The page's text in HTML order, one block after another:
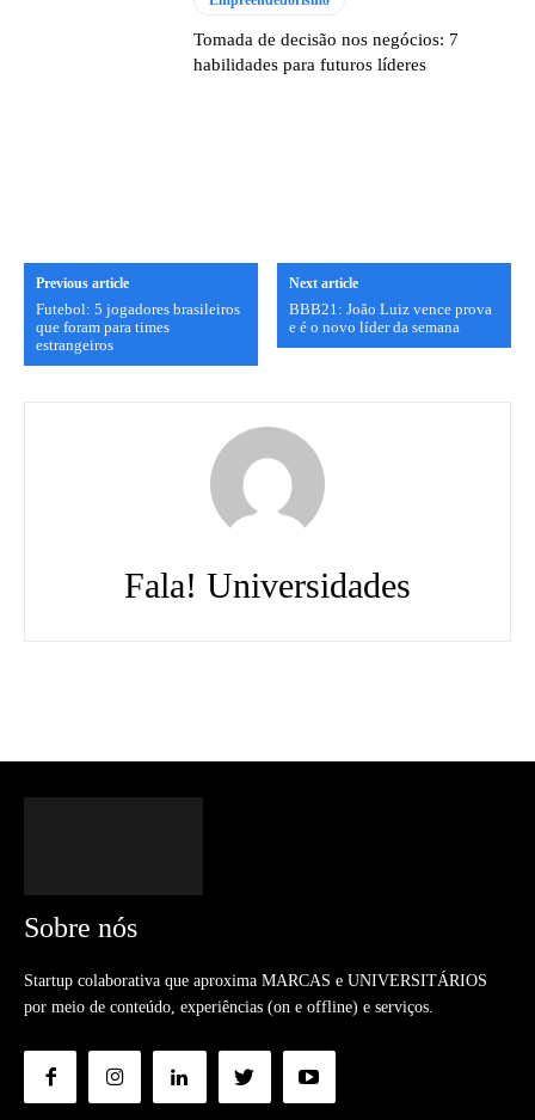
Tomada de decisão nos negócios: 7
habilidades para futuros líderes
Previous article
Futebol: 5 jogadores brasileiros
que foram para times
estrangeiros
Next article
BBB21: João Luiz vence prova
e é o novo líder da semana
Fala! Universidades
Sobre nós
Startup colaborativa que aproxima MARCAS e UNIVERSITÁRIOS
por meio de conteúdo, experiências (on e offline) e serviços.